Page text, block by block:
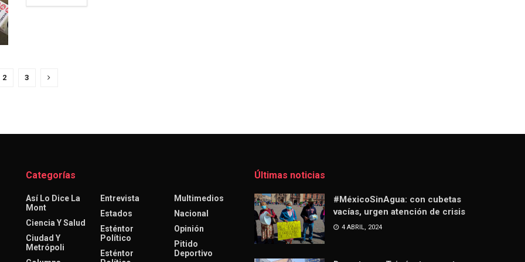
2 3
Categorías
Así Lo Dice La
Mont
Ciencia Y Salud
Ciudad Y
Metrópoli
Entrevista
Estados
Esténtor
Político
Esténtor
Multimedios
Nacional
Opinión
Pitido
Deportivo
Últimas noticias
#MéxicoSinAgua: con cubetas
vacías, urgen atención de crisis
4 ABRIL, 2024